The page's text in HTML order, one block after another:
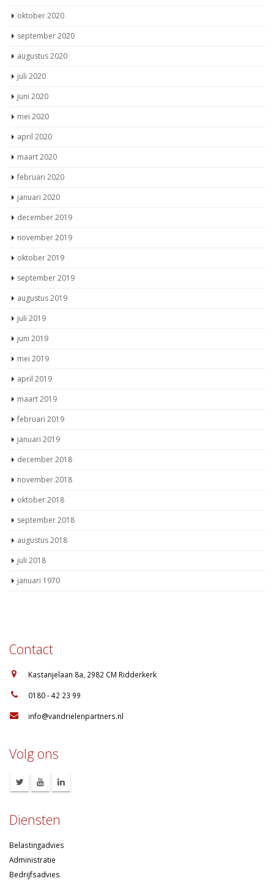
oktober 2020
september 2020
augustus 2020
juli 2020
juni 2020
mei 2020
april 2020
maart 2020
februari 2020
januari 2020
december 2019
november 2019
oktober 2019
september 2019
augustus 2019
juli 2019
juni 2019
mei 2019
april 2019
maart 2019
februari 2019
januari 2019
december 2018
november 2018
oktober 2018
september 2018
augustus 2018
juli 2018
januari 1970
Contact
Kastanjelaan 8a, 2982 CM Ridderkerk
0180 - 42 23 99
info@vandrielenpartners.nl
Volg ons
Diensten
Belastingadvies
Administratie
Bedrijfsadvies